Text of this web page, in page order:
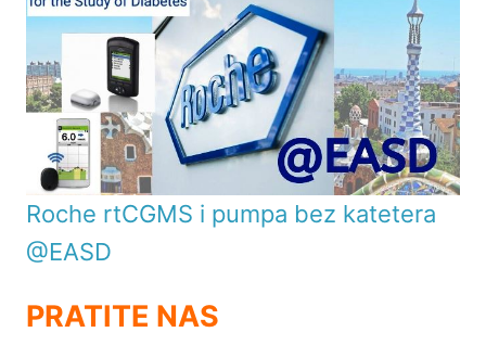
Roche rtCGMS i pumpa bez katetera
@EASD
PRATITE NAS